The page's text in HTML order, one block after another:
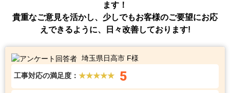
ます！
貴重なご意見を活かし、少しでもお客様のご要望にお応
えできるように、日々改善しております!
埼玉県日高市 F様
工事対応の満足度： ★★★★★ 5